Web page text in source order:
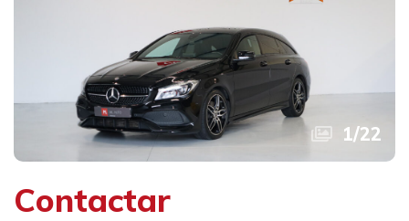
1/22
Contactar